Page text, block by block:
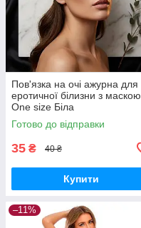
Пов'язка на очі ажурна для
еротичної білизни з маскою
One size Біла
Готово до відправки
35 ₴ 40 ₴
Купити
–11%